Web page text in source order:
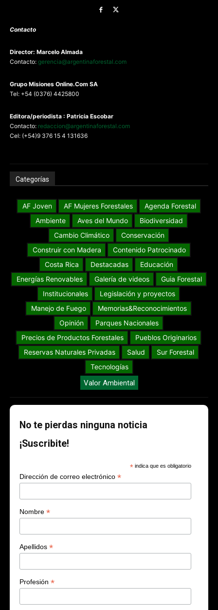
Contacto
Director: Marcelo Almada
Contacto: gerencia@argentinaforestal.com
Grupo Misiones Online.Com SA
Tel: +54 (0376) 4425800
Editora/periodista : Patricia Escobar
Contacto: redaccion@argentinaforestal.com
Cel: (+54)9 376 15 4 131636
Categorías
AF Joven AF Mujeres Forestales
Agenda Forestal
Ambiente
Aves del Mundo
Biodiversidad
Cambio Climático
Conservación
Construir con Madera
Contenido Patrocinado
Costa Rica
Destacadas
Educación
Energías Renovables
Galería de videos
Guia Forestal
Institucionales
Legislación y proyectos
Manejo de Fuego
Memorias&Reconocimientos
Opinión
Parques Nacionales
Precios de Productos Forestales
Pueblos Originarios
Reservas Naturales Privadas
Salud
Sur Forestal
Tecnologías
Valor Ambiental
No te pierdas ninguna noticia
¡Suscribite!
* indica que es obligatorio
Dirección de correo electrónico *
Nombre *
Apellidos *
Profesión *